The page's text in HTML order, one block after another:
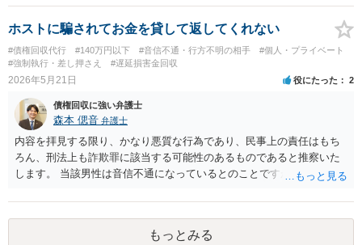
して被相続人の最後の住所地を管轄する家庭裁判所）となります。照
会申請者の本人確認資料のほか、被相続人の相続関係の戸籍謄本類や
債権の存在を示す証拠資料などが必要になります。裁判所ウェブサイ
トで案内されていることが多いので、管轄裁判所のホームページを確
認してみてください。
ホストに騙されてお金を貸して返してくれない
#債権回収代行 #140万円以下 #音信不通・行方不明の相手
#個人・プライベート
#強制執行・差し押さえ
#遅延損害金回収
2026年5月21日 役にたった 2
債権回収に強い弁護士
森本 偲音 弁護士
内容を拝見する限り、かなり悪質な行為であり、民事上の責任はもち
ろん、刑法上も詐欺罪に該当する可能性のあるものであると推察いた
します。 当該男性は音信不通になっているとのことですが、ホストの
利用する場合には、原則として相手方の住所を特定する必要がありま
すので、この点は事前にご確認いただいた方が良いかと存じます。 借
用書もあるとのことですので、訴訟等となった場合にも一定程度の立
もっとみる